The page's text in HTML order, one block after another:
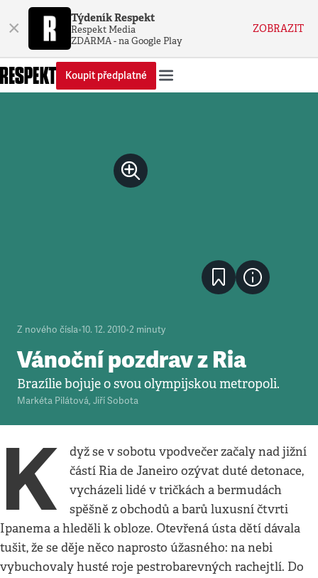
× Týdeník Respekt
Respekt Media
ZDARMA - na Google Play
ZOBRAZIT
Koupit předplatné
Z nového čísla•10. 12. 2010•2 minuty
Vánoční pozdrav z Ria
Brazílie bojuje o svou olympijskou metropoli.
Markéta Pilátová, Jiří Sobota
K
dyž se v sobotu vpodvečer začaly nad jižní
částí Ria de Janeiro ozývat duté detonace,
vycházeli lidé v tričkách a bermudách
spěšně z obchodů a barů luxusní čtvrti
Ipanema a hleděli k obloze. Otevřená ústa dětí dávala
tušit, že se děje něco naprosto úžasného: na nebi
vybuchovaly husté roje pestrobarevných rachejtlí. Do